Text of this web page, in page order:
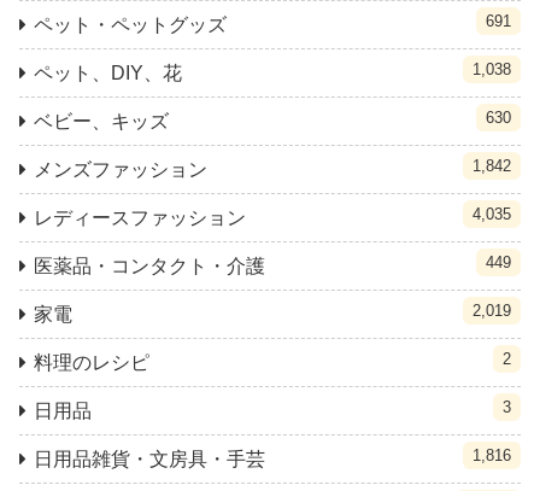
ペット・ペットグッズ 691
ペット、DIY、花 1,038
ベビー、キッズ 630
メンズファッション 1,842
レディースファッション 4,035
医薬品・コンタクト・介護 449
家電 2,019
料理のレシピ 2
日用品 3
日用品雑貨・文房具・手芸 1,816